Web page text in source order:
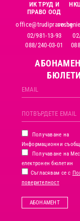
ИК ТРУД И
ПРАВО ООД
office@trudipravo.bg
02/981-13-93
088/240-03-01
Получаване на
Информационни
Получаване на
електронен бюлетин
Съгласявам се с
поверителност
АБОНАМЕНТ